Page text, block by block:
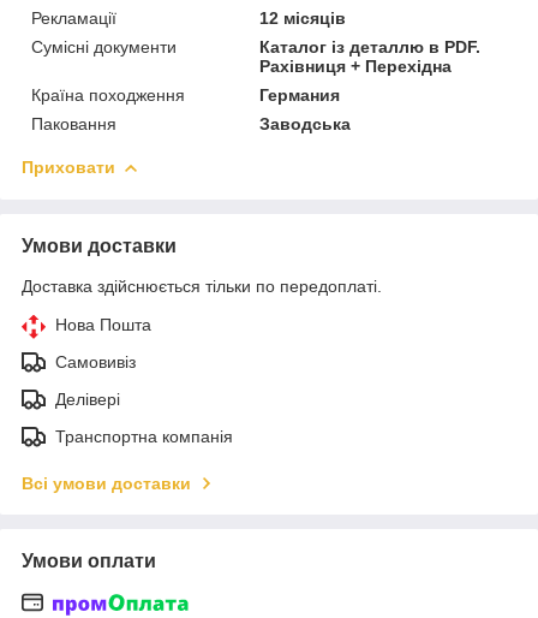
Рекламації
12 місяців
Сумісні документи
Каталог із деталлю в PDF.
Рахівниця + Перехідна
Країна походження
Германия
Паковання
Заводська
Приховати
Умови доставки
Доставка здійснюється тільки по передоплаті.
Нова Пошта
Самовивіз
Делівері
Транспортна компанія
Всі умови доставки
Умови оплати